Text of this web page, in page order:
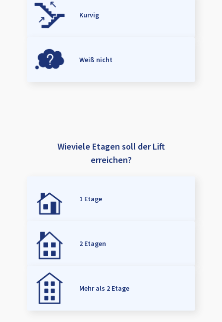
Kurvig
Weiß nicht
Wieviele Etagen soll der Lift
erreichen?
1 Etage
2 Etagen
Mehr als 2 Etage